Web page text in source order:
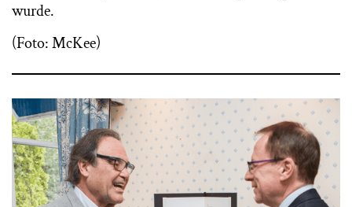
wurde.
(Foto: McKee)